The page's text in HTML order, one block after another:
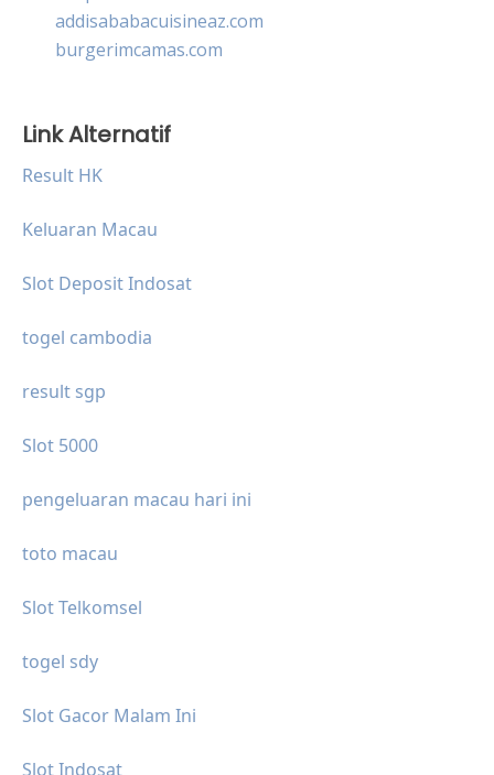
addisababacuisineaz.com
burgerimcamas.com
Link Alternatif
Result HK
Keluaran Macau
Slot Deposit Indosat
togel cambodia
result sgp
Slot 5000
pengeluaran macau hari ini
toto macau
Slot Telkomsel
togel sdy
Slot Gacor Malam Ini
Slot Indosat